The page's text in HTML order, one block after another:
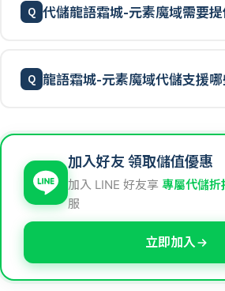
代儲龍語霜城-元素魔域需要
龍語霜城-元素魔域代儲支援
加入好友 領取儲值優惠
加入 LINE 好友享 專屬代儲折
服
立即加入